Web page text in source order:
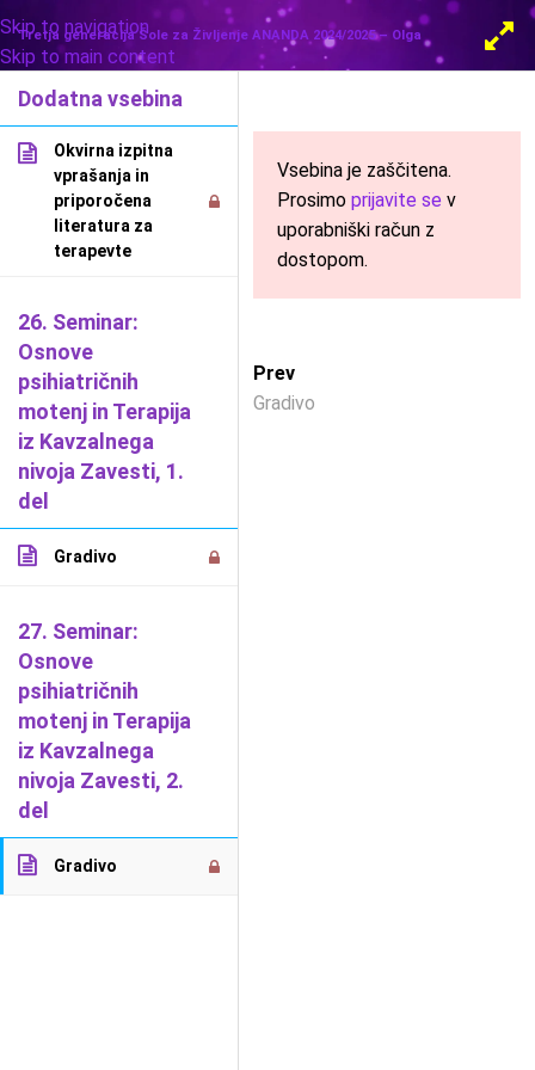
Skip to navigation
Skip to main content
MENU
Dodatna vsebina
Okvirna izpitna
vprašanja in
priporočena
literatura za
terapevte
26. Seminar:
Osnove
psihiatričnih
motenj in Terapija
iz Kavzalnega
nivoja Zavesti, 1.
del
Gradivo
27. Seminar:
Osnove
psihiatričnih
motenj in Terapija
iz Kavzalnega
nivoja Zavesti, 2.
del
Gradivo
Tretja generacija Šole za Življenje ANANDA 2024/2025 – Olga
Vsebina je zaščitena.
Prosimoprijavite se v
uporabniški račun z
dostopom.
Prev
Gradivo
2026 Dejan Jarič -
uporabe piškotkov